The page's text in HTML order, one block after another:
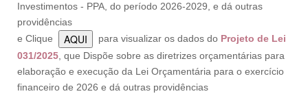
Investimentos - PPA, do período 2026-2029, e dá outras
providências
e Clique
AQUI para visualizar os dados do Projeto de Lei
031/2025 , que Dispõe sobre as diretrizes orçamentárias para
elaboração e execução da Lei Orçamentária para o exercício
financeiro de 2026 e dá outras providências